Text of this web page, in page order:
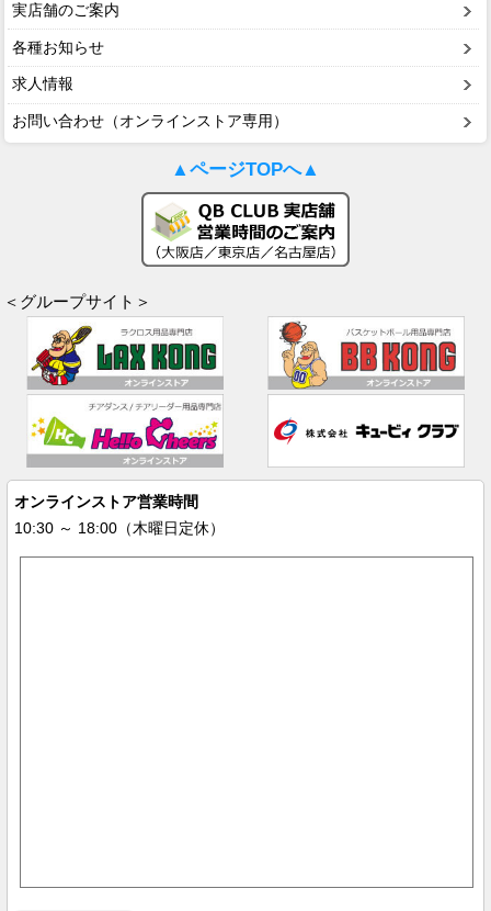
実店舗のご案内
各種お知らせ
求人情報
お問い合わせ（オンラインストア専用）
▲ページTOPへ▲
＜グループサイト＞
オンラインストア営業時間
10:30 ～ 18:00（木曜日定休）